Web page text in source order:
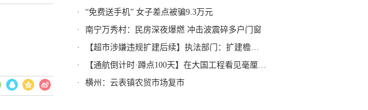
·
“免费送手机” 女子差点被骗9.3万元
·
南宁万秀村：民房深夜爆燃 冲击波震碎多户门窗
·
【超市涉嫌违规扩建后续】执法部门：扩建檐廊涉嫌违建 是否占地有待认定
·
【通航倒计时·蹲点100天】在大国工程看见毫厘之“精”
·
横州：云表镇农贸市场复市